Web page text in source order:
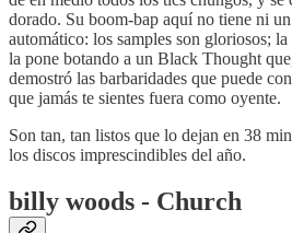
dorado. Su boom-bap aquí no tiene ni
automático: los samples son gloriosos;
la pone botando a un Black Thought
demostró las barbaridades que puede
que jamás te sientes fuera como oyente.
Son tan, tan listos que lo dejan en 38
los discos imprescindibles del año.
billy woods - Church